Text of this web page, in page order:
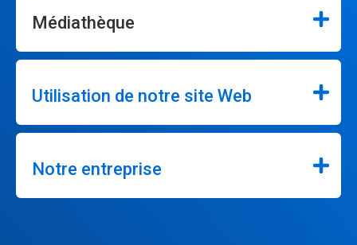
Médiathèque
Utilisation de notre site Web
Notre entreprise